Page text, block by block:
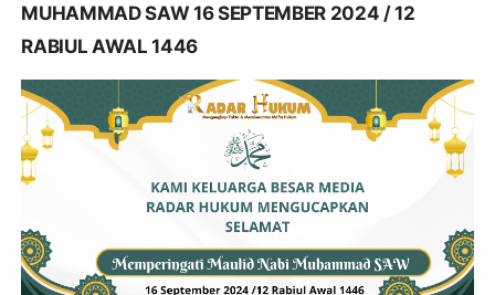
MUHAMMAD SAW 16 SEPTEMBER 2024 / 12
RABIUL AWAL 1446